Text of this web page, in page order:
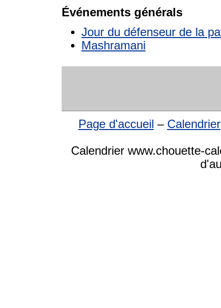
Événements générals
Jour du défenseur de la
Mashramani
Page d'accueil – Calendrier
Calendrier www.chouette-